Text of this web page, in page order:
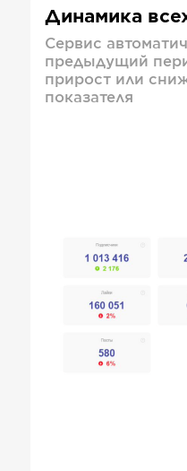
Динамика
Сервис
предыдущий
прирост или
показателя